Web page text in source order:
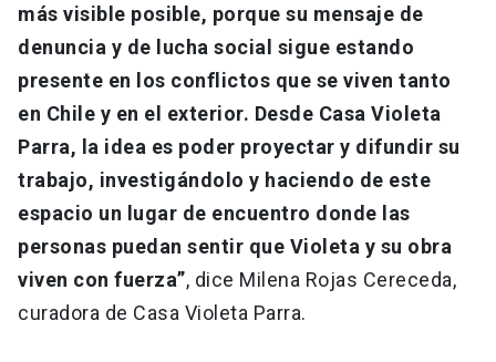
más visible posible, porque su mensaje de
denuncia y de lucha social sigue estando
presente en los conflictos que se viven tanto
en Chile y en el exterior. Desde Casa Violeta
Parra, la idea es poder proyectar y difundir su
trabajo, investigándolo y haciendo de este
espacio un lugar de encuentro donde las
personas puedan sentir que Violeta y su obra
viven con fuerza”, dice Milena Rojas Cereceda,
curadora de Casa Violeta Parra.